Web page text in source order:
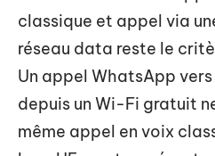
classique et appel via
réseau data reste le
Un appel WhatsApp
depuis un Wi-Fi gratuit
même appel en voix